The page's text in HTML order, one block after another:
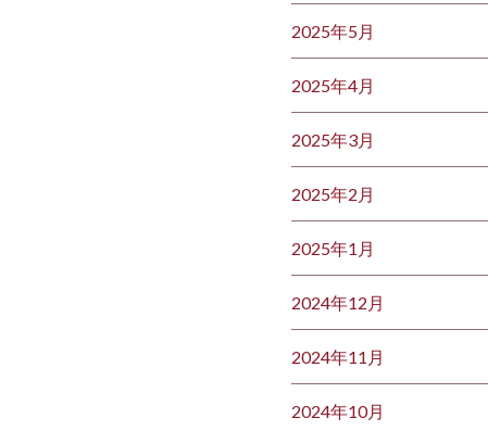
2025年5月
2025年4月
2025年3月
2025年2月
2025年1月
2024年12月
2024年11月
2024年10月